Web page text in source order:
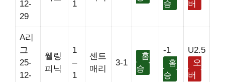
12-
29
1
승
버
A리
그
25-
12-
웰링
피닉
1
–
1
센트
매리
3-1
홈
승
-1
홈
승
U2.5
오
버